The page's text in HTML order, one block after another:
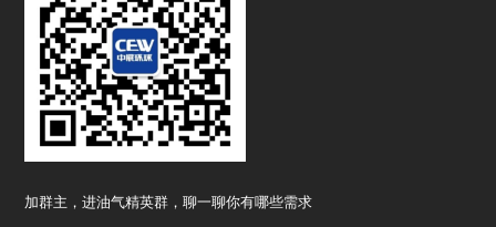
加群主，进油气精英群，聊一聊你有哪些需求